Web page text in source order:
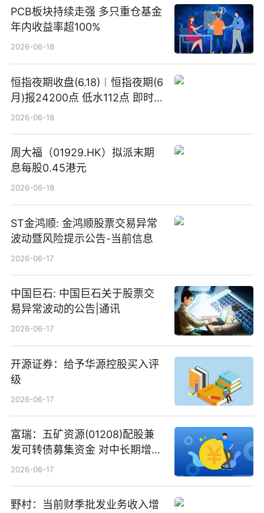
PCB板块持续走强 多只重仓基金
年内收益率超100%
2026-06-18
恒指夜期收盘(6.18)︱恒指夜期(6
月)报24200点 低水112点 即时
焦点
2026-06-18
周大福（01929.HK）拟派末期
息每股0.45港元
2026-06-18
ST金鸿顺: 金鸿顺股票交易异常
波动暨风险提示公告-当前信息
2026-06-17
中国巨石: 中国巨石关于股票交
易异常波动的公告|通讯
2026-06-17
开源证券：给予华源控股买入评
级
2026-06-17
富瑞：五矿资源(01208)配股兼
发可转债募集资金 对中长期增长
和战略定位正面|当前焦点
2026-06-17
野村：当前财季批发业务收入增